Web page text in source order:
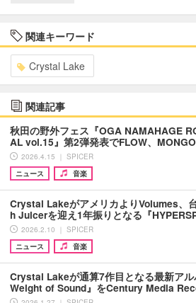
関連キーワード
Crystal Lake
関連記事
秋田の野外フェス『OGA NAMAHAGE
AL vol.15』第2弾発表でFLOW、
2026.4.15 ｜ SPICER
ニュース
音楽
Crystal LakeがアメリカよりVolumes、
h Juicerを迎え1年振りとなる『
2026.2.10 ｜ SPICER
ニュース
音楽
Crystal Lakeが通算7作目となる最新ア
Weight of Sound』をCentury Media